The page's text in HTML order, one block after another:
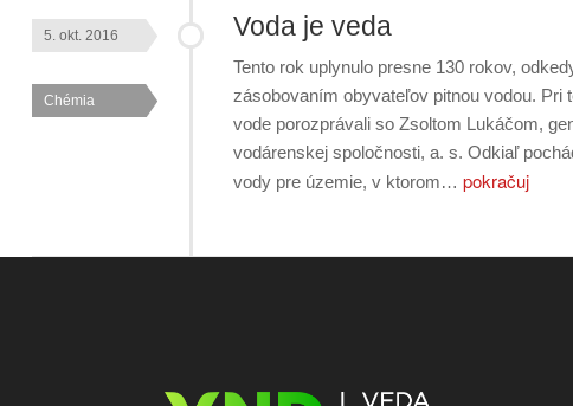
Voda je veda
5. okt. 2016
Chémia
Tento rok uplynulo presne 130 rokov,
zásobovaním obyvateľov pitnou vodou. Pri
vode porozprávali so Zsoltom Lukáčom,
vodárenskej spoločnosti, a. s. Odkiaľ
vody pre územie, v ktorom… pokračuj